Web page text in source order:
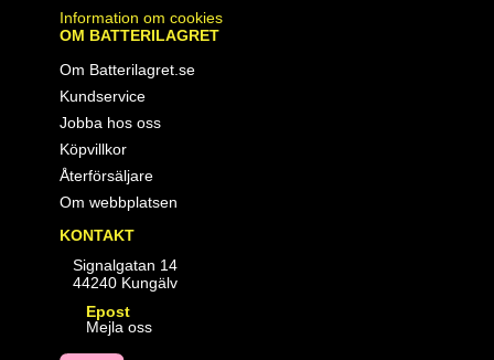
Information om cookies
OM BATTERILAGRET
Om Batterilagret.se
Kundservice
Jobba hos oss
Köpvillkor
Återförsäljare
Om webbplatsen
KONTAKT
Signalgatan 14
44240 Kungälv
Epost
Mejla oss